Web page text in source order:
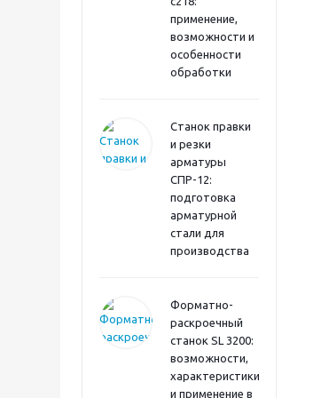
применение,
возможности и
особенности
обработки
Станок правки
и резки
арматуры
СПР-12:
подготовка
арматурной
стали для
производства
Форматно-
раскроечный
станок SL 3200:
возможности,
характеристики
и применение в